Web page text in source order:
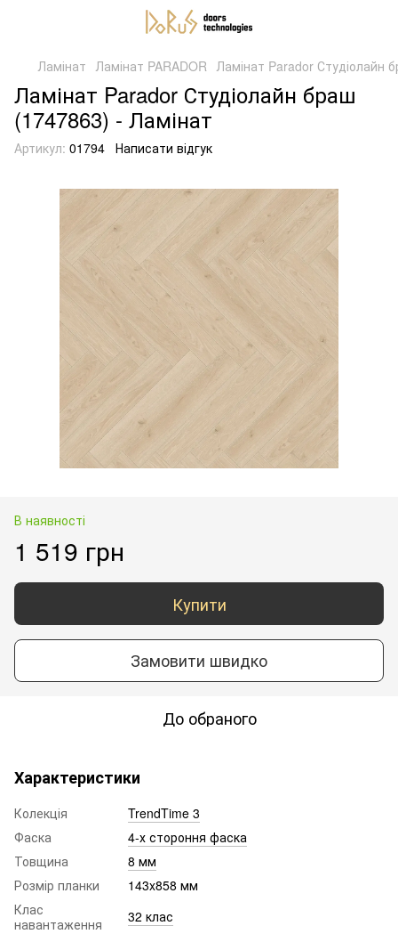
Ламінат Ламінат PARADOR Ламінат Parador Студіолайн
Ламінат Parador Студіолайн браш
(1747863) - Ламінат
Артикул: 01794 Написати відгук
В наявності
1 519 грн
Купити
Замовити швидко
До обраного
Характеристики
Колекція
TrendTime 3
Фаска
4-х стороння фаска
Товщина
8 мм
Розмір планки
143x858 мм
Клас
навантаження
32 клас